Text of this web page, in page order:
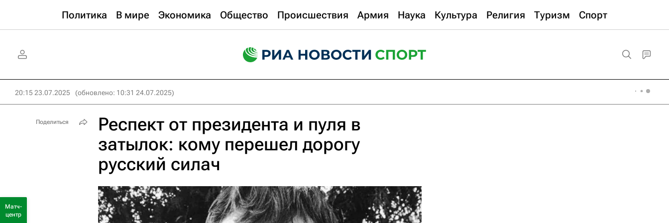
Политика В мире Экономика Общество Происшествия Армия Наука Культура Религия Туризм Спорт
20:15 23.07.2025 (обновлено: 10:31 24.07.2025)
Респект от президента и пуля в
затылок: кому перешел дорогу
русский силач
Поделиться
Матч-
центр